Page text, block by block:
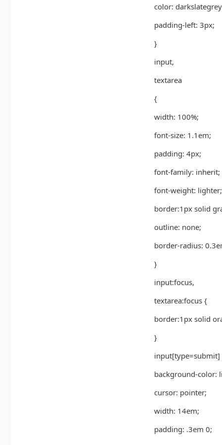
color:
padding-left: 3px;
}
input,
textarea
{
width: 100%;
font-size: 1.1em;
padding: 4px;
font-family: inherit;
font-weight: lighter;
border:1px solid
outline: none;
border-radius:
}
input:focus,
textarea:focus {
border:1px solid
}
input[type=submit]
background-color:
cursor: pointer;
width: 14em;
padding: .3em 0;